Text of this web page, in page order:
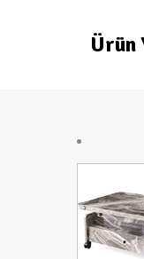
Ürün